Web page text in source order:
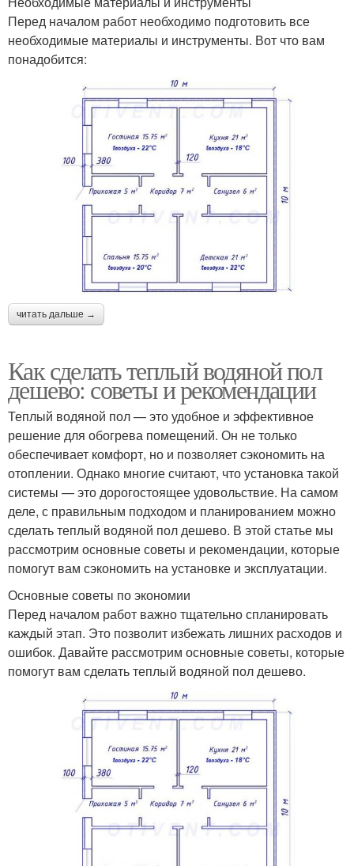
Перед началом работ необходимо подготовить все
необходимые материалы и инструменты. Вот что вам
понадобится:
читать дальше →
Как сделать теплый водяной пол
дешево: советы и рекомендации
Теплый водяной пол — это удобное и эффективное
решение для обогрева помещений. Он не только
обеспечивает комфорт, но и позволяет сэкономить на
отоплении. Однако многие считают, что установка такой
системы — это дорогостоящее удовольствие. На самом
деле, с правильным подходом и планированием можно
сделать теплый водяной пол дешево. В этой статье мы
рассмотрим основные советы и рекомендации, которые
помогут вам сэкономить на установке и эксплуатации.
Основные советы по экономии
Перед началом работ важно тщательно спланировать
каждый этап. Это позволит избежать лишних расходов и
ошибок. Давайте рассмотрим основные советы, которые
помогут вам сделать теплый водяной пол дешево.